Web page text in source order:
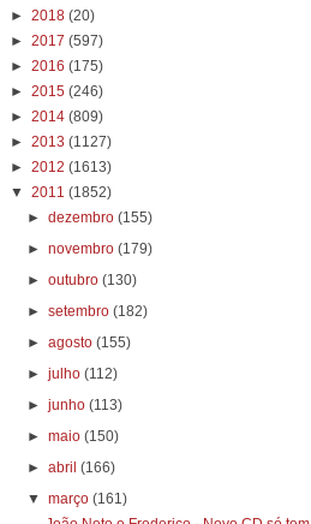
► 2018 (20)
► 2017 (597)
► 2016 (175)
► 2015 (246)
► 2014 (809)
► 2013 (1127)
► 2012 (1613)
▼ 2011 (1852)
►dezembro(155)
►novembro(179)
►outubro(130)
►setembro(182)
►agosto(155)
►julho(112)
►junho(113)
►maio(150)
►abril(166)
▼março(161)